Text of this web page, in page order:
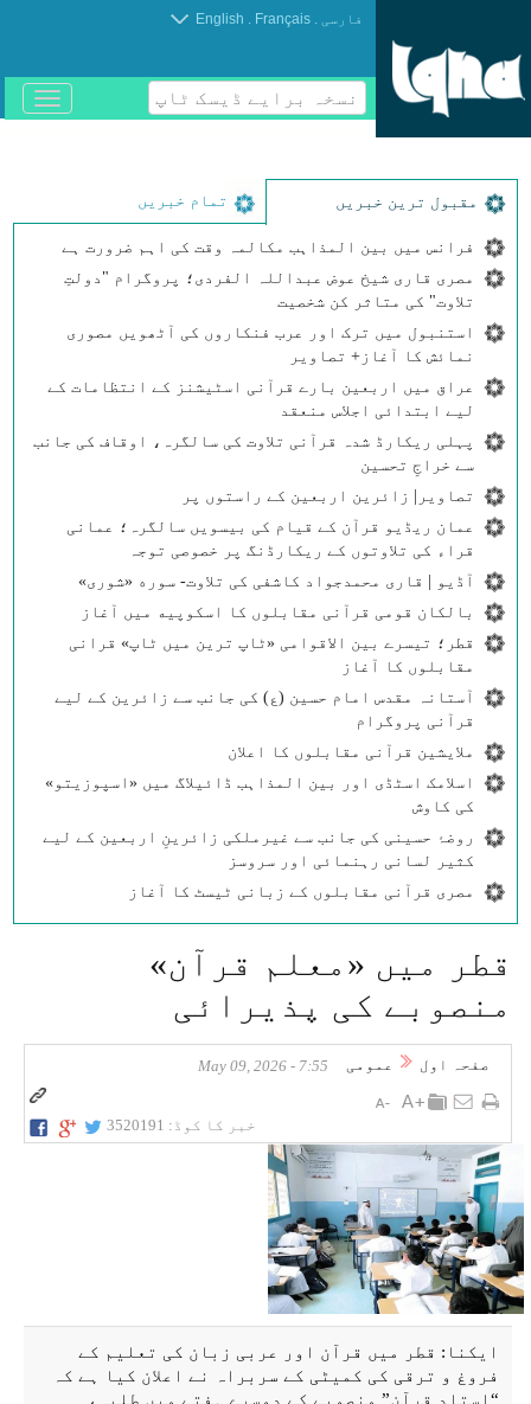
فارسی .
Français
.
English
نسخہ برایے ڈیسک ٹاپ
باز
و
مقبول ترین خبریں تمام خبریں
فرانس میں بین المذاہب مکالمہ وقت کی اہم ضرورت ہے
مصری قاری شیخ عوض عبداللہ الفردی؛ پروگرام "دولتِ
تلاوت" کی متاثر کن شخصیت
استنبول میں ترک اور عرب فنکاروں کی آٹھویں مصوری
نمائش کا آغاز+ تصاویر
عراق میں اربعین بارے قرآنی اسٹیشنز کے انتظامات کے
لیے ابتدائی اجلاس منعقد
پہلی ریکارڈ شدہ قرآنی تلاوت کی سالگرہ، اوقاف کی جانب
سے خراجِ تحسین
تصاویر| زائرین اربعین کے راستوں پر
عمان ریڈیو قرآن کے قیام کی بیسویں سالگرہ؛ عمانی
قراء کی تلاوتوں کے ریکارڈنگ پر خصوصی توجہ
آڈیو | قاری محمدجواد کاشفی کی تلاوت- سوره‌‌ «شوری»
بالکان قومی قرآنی مقابلوں کا اسکوپیه میں آغاز
قطر؛ تیسرے بین الاقوامی «ٹاپ ترین میں ٹاپ» قرانی
مقابلوں کا آغاز
آستانہ مقدس امام حسین (ع) کی جانب سے زائرین کے لیے
قرآنی پروگرام
ملایشین قرآنی مقابلوں کا اعلان
اسلامک اسٹڈی اور بین المذاہب ڈائیلاگ میں «اسپوزیتو»
کی کاوش
روضۂ حسینی کی جانب سے غیرملکی زائرینِ اربعین کے لیے
کثیر لسانی رہنمائی اور سروسز
مصری قرآنی مقابلوں کے زبانی ٹیسٹ کا آغاز
قطر میں «معلم قرآن»
منصوبے کی پذیرائی
صفحہ اول عمومی 7:55 - May 09, 2026
خبر کا کوڈ: 3520191
ایکنا: قطر میں قرآن اور عربی زبان کی تعلیم کے
فروغ و ترقی کی کمیٹی کے سربراہ نے اعلان کیا ہے کہ
“استاد قرآن” منصوبے کے دوسرے ہفتے میں طلبہ،